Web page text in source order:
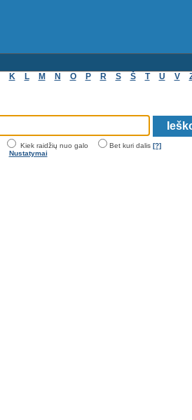
K L M N O P R S Š T U V
Kiek raidžių nuo galo Bet kuri dalis [?]
Nustatymai